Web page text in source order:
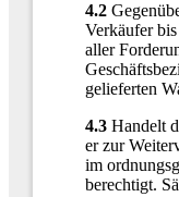
4.2
Verkäufer
aller
gelieferten
4.3Handelt
er zur
im
berechtigt.